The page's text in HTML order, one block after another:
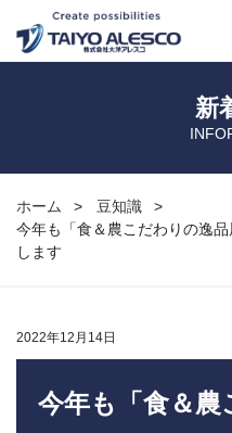
会社概要
経営理念
TKS
AM’S+α
導入事例
豆知識
新
ホーム
豆知識
今年も「食＆農こだわりの逸
します
2022年12月14日
今年も「食＆農